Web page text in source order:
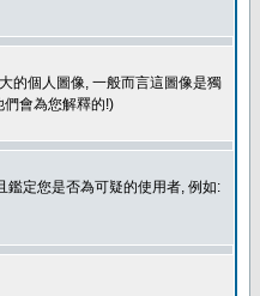
的個人圖像, 一般而言這圖像是獨
會為您解釋的!)
鑑定您是否為可疑的使用者, 例如: